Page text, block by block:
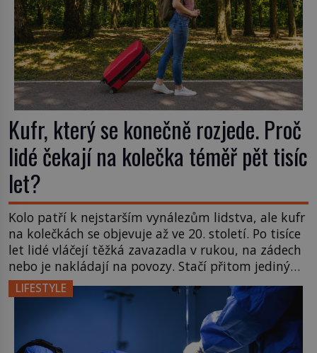
Kufr, který se konečně rozjede. Proč
lidé čekají na kolečka téměř pět tisíc
let?
Kolo patří k nejstarším vynálezům lidstva, ale kufr
na kolečkách se objevuje až ve 20. století. Po tisíce
let lidé vláčejí těžká zavazadla v rukou, na zádech
nebo je nakládají na povozy. Stačí přitom jediný
nápad, připevnit ke kufru kolečka. Jenže právě ten
nikdo dlouho nedostane. Až jednou se na letišti
LIFESTYLE